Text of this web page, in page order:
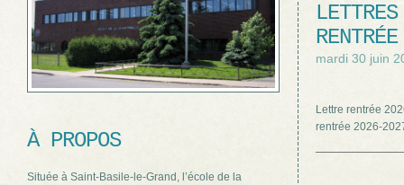
À PROPOS
Située à Saint-Basile-le-Grand, l’école de la
mardi 30 juin
Lettre rentrée
rentrée 2026-